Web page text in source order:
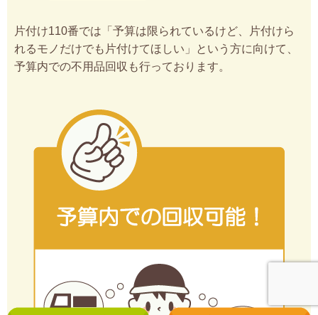
片付け110番では「予算は限られているけど、片付けら
れるモノだけでも片付けてほしい」という方に向けて、
予算内での不用品回収も行っております。